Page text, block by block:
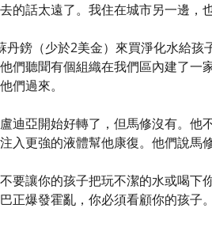
的話太遠了。我住在城市另一邊，
鎊（少於2美金）來買淨化水給
們聽聞有個組織在我們區內建了
過來。
迪亞開始好轉了，但馬修沒有。他
更強的液體幫他康復。他們說馬
要讓你的孩子把玩不潔的水或喝下
正爆發霍亂，你必須看顧你的孩子